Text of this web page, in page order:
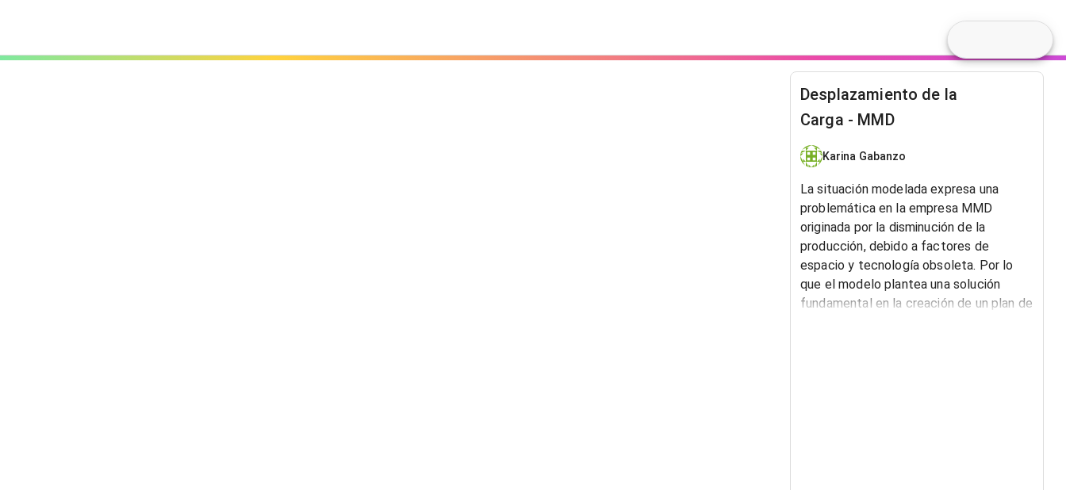
Desplazamiento de la
Carga - MMD
Karina Gabanzo
La situación modelada expresa una
problemática en la empresa MMD
originada por la disminución de la
producción, debido a factores de
espacio y tecnología obsoleta. Por lo
que el modelo plantea una solución
fundamental en la creación de un plan de